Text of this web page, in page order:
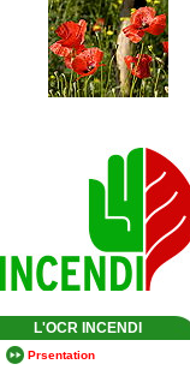
L'OCR INCENDI
Prsentation